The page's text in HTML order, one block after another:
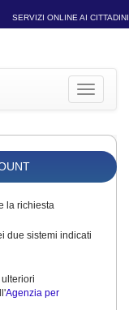
SERVIZI ONLINE AI CITTADINI
Toggle
la richiesta
due sistemi indicati
Agenzia per